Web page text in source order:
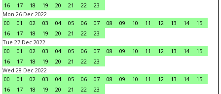
16
17 18 19 20 21 22
23
Mon 26 Dec 2022
00
01 02 03 04 05 06 07 08 09 10 11 12 13 14
15
16
17 18 19 20 21 22
23
Tue 27 Dec 2022
00
01 02 03 04 05 06 07 08 09 10 11 12 13 14
15
16
17 18 19 20 21 22
23
Wed 28 Dec 2022
00
01 02 03 04 05 06 07 08 09 10 11 12 13 14
15
16
17 18 19 20 21 22
23